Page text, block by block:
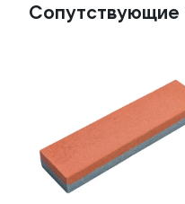
Сопутствующие